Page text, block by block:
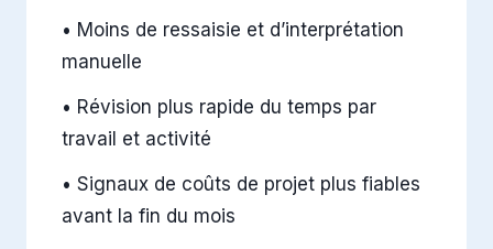
• Moins de ressaisie et d’interprétation
manuelle
• Révision plus rapide du temps par
travail et activité
• Signaux de coûts de projet plus fiables
avant la fin du mois